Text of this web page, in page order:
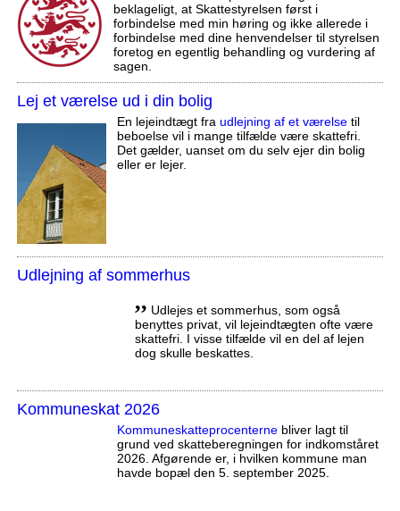
beklageligt, at Skattestyrelsen først i
forbindelse med min høring og ikke allerede i
forbindelse med dine henvendelser til styrelsen
foretog en egentlig behandling og vurdering af
sagen.
Lej et værelse ud i din bolig
En lejeindtægt fra udlejning af et værelsetil
beboelse vil i mange tilfælde være skattefri.
Det gælder, uanset om du selv ejer din bolig
eller er lejer.
Udlejning af sommerhus
,, Udlejes et sommerhus, som også
benyttes privat, vil lejeindtægten ofte være
skattefri. I visse tilfælde vil en del af lejen
dog skulle beskattes.
Kommuneskat 2026
Kommuneskatte­procenternebliver lagt til
grund ved skatteberegningen for indkomståret
2026. Afgørende er, i hvilken kommune man
havde bopæl den 5. september 2025.